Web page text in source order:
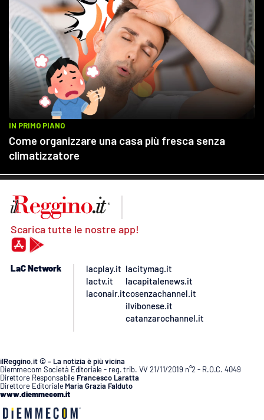
Scarica tutte le nostre app!
LaC Network
lacplay.it
lactv.it
laconair.it
lacitymag.it
lacapitalenews.it
cosenzachannel.it
ilvibonese.it
catanzarochannel.it
ilReggino.it © – La notizia è più vicina
Diemmecom Società Editoriale - reg. trib. VV 21/11/2019 n°2 - R.O.C. 4049
Direttore Responsabile Francesco Laratta
Direttore Editoriale Maria Grazia Falduto
www.diemmecom.it